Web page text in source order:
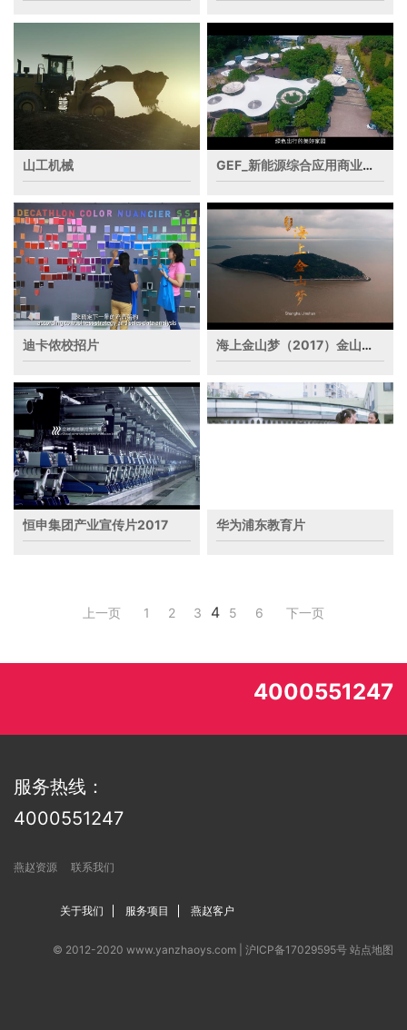
山工机械 GEF_新能源综合应用商业化推广
迪卡侬校招片 海上金山梦（2017）金山城市宣传片
恒申集团产业宣传片2017 华为浦东教育片
上一页 1 2 3 4 5 6 下一页
4000551247
服务热线：
4000551247
燕赵资源 联系我们
关于我们 服务项目 燕赵客户
© 2012-2020 www.yanzhaoys.com | 沪ICP备17029595号 站点地图